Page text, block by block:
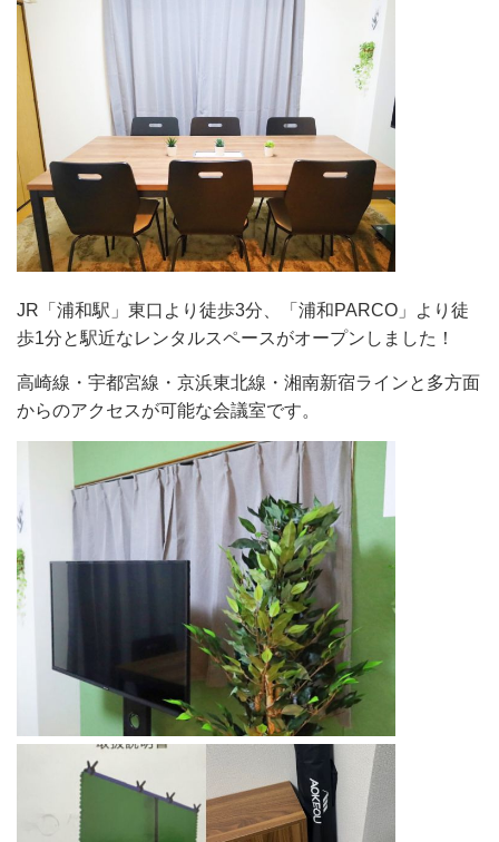
JR「浦和駅」東口より徒歩3分、「浦和PARCO」より徒
歩1分と駅近なレンタルスペースがオープンしました！
高崎線・宇都宮線・京浜東北線・湘南新宿ラインと多方面
からのアクセスが可能な会議室です。